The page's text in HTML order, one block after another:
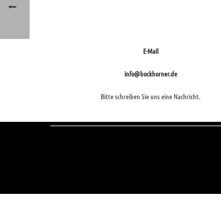
E-Mail
info@bockhorner.de
Bitte schreiben Sie uns eine Nachricht.